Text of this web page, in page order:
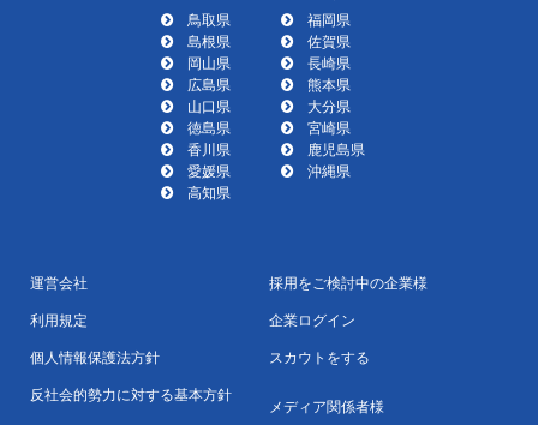
鳥取県
島根県
岡山県
広島県
山口県
徳島県
香川県
愛媛県
高知県
福岡県
佐賀県
長崎県
熊本県
大分県
宮崎県
鹿児島県
沖縄県
運営会社
利用規定
個人情報保護法方針
反社会的勢力に対する基本方針
採用をご検討中の企業様
企業ログイン
スカウトをする
メディア関係者様